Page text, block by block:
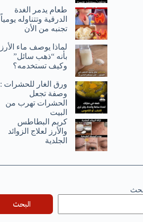
طعام يدمر الغدة
الدرقية وتتناوله يومياً
تجنبه من الأن
لماذا يوصف ماء الأرز
بأنه “ذهب سائل”
وكيف تستخدمه؟
ورق الغار للحشرات :
وصفة تجعل
الحشرات تهرب من
البيت
كريم البطاطس
والأرز لعلاج الزوائد
الجلدية
البحث